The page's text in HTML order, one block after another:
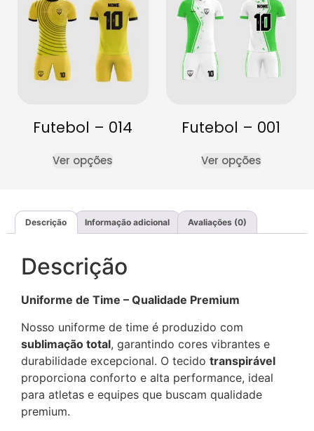
Futebol – 014
Ver opções
Futebol – 001
Ver opções
Descrição Informação adicional Avaliações (0)
Descrição
Uniforme de Time – Qualidade Premium
Nosso uniforme de time é produzido com
sublimação total, garantindo cores vibrantes e
durabilidade excepcional. O tecido transpirável
proporciona conforto e alta performance, ideal
para atletas e equipes que buscam qualidade
premium.